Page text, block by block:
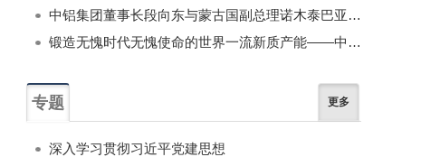
中铝集团董事长段向东与蒙古国副总理诺木泰巴亚尔举行会谈
锻造无愧时代无愧使命的世界一流新质产能——中国有色金属工业的战略应对与破局之道（二）
专题 更多
深入学习贯彻习近平党建思想